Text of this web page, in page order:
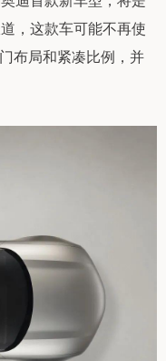
，这款车可能不再使
布局和紧凑比例，并